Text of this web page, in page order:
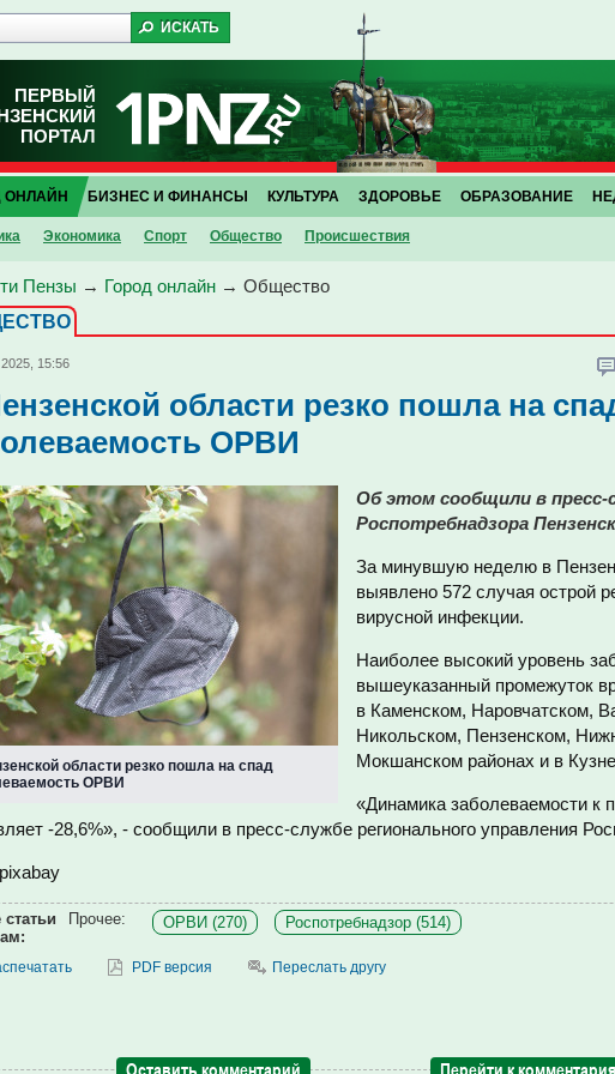
ПЕРВЫЙ
ПОРТАЛ
ОНЛАЙН
Экономика Спорт Общество Проиcшествия
БИЗНЕС И ФИНАНСЫ КУЛЬТУРА ЗДОРОВЬЕ ОБРАЗОВАНИЕ
Пензы → Город онлайн → Общество
15:56
области резко пошла на
ОРВИ
области резко пошла на спад
ОРВИ
Об этом сообщили в пресс-
Роспотребнадзора
За минувшую неделю в
выявлено 572 случая острой
вирусной инфекции.
Наиболее высокий уровень
вышеуказанный промежуток
в Каменском, Наровчатском,
Никольском, Пензенском,
Мокшанском районах и в
«Динамика заболеваемости к
-28,6%», - сообщили в пресс-службе регионального управления
статьи
Прочее: ОРВИ (270) Роспотребнадзор (514)
PDF версия Переслать другу
Оставить комментарий Перейти к